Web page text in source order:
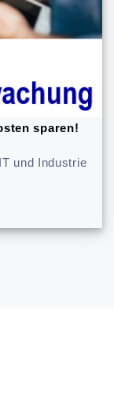
sparen!
und Industrie